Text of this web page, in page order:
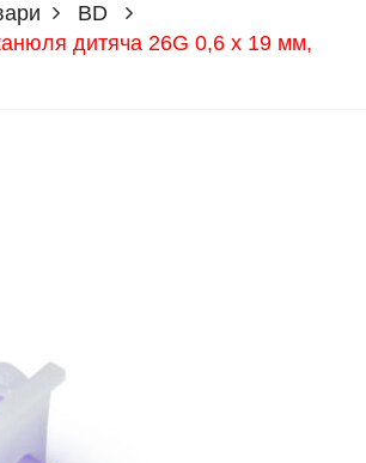
BD
дитяча 26G 0,6 х 19 мм,